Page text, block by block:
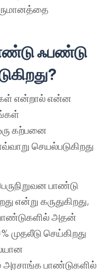
ஃபண்டு
என்றால் என்ன
கற்பனை
செயல்படுகிறது
பாண்டு
என்று கருதுகிறது,
பாண்டுகளில் அதன்
செய்கிறது
பாண்டுகளில்